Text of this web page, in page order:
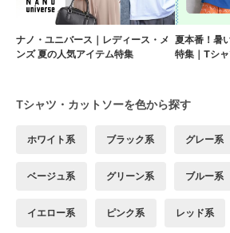
ナノ・ユニバース｜レディース・メ
ンズ 夏の人気アイテム特集
夏本番！暑
特集｜Tシ
Tシャツ・カットソーを色から探す
ホワイト系 ブラック系 グレー系
ベージュ系 グリーン系 ブルー系
イエロー系 ピンク系 レッド系